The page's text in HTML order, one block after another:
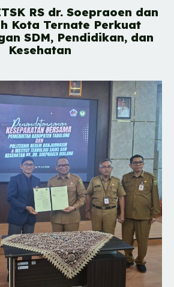
RS dr. Soepraoen dan
Kota Ternate Perkuat
SDM, Pendidikan, dan
Kesehatan